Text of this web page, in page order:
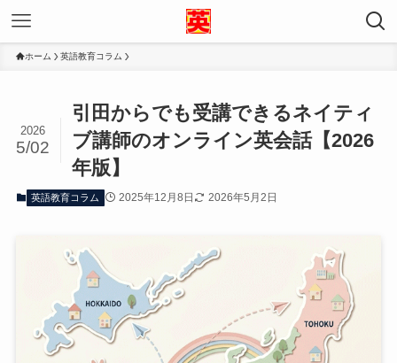
ホーム 英語教育コラム
引田からでも受講できるネイティ
ブ講師のオンライン英会話【2026
年版】
2026
5/02
英語教育コラム 2025年12月8日 2026年5月2日